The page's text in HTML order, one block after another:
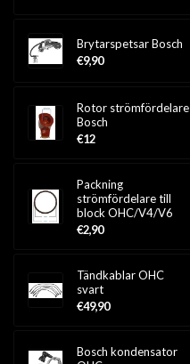
Brytarspetsar Bosch
€9,90
Rotor strömfördelare
Bosch
€12
Packning
strömfördelare till
block OHC/V4/V6
€2,90
Tändkablar OHC
svart
€49,90
Bosch kondensator